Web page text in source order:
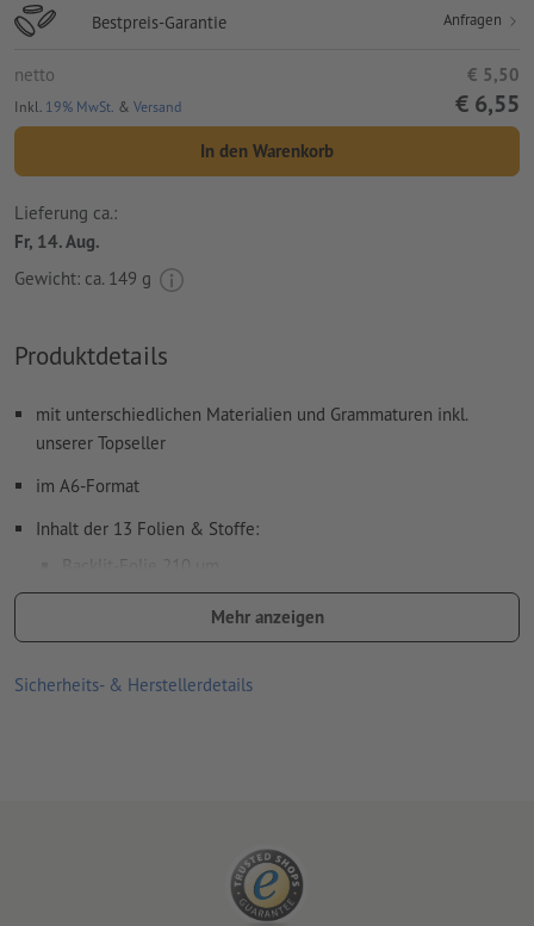
Bestpreis-Garantie Anfragen
netto € 5,50
Inkl. 19% MwSt. & Versand € 6,55
In den Warenkorb
Lieferung ca.:
Fr, 14. Aug.
Gewicht: ca. 149 g
Produktdetails
mit unterschiedlichen Materialien und Grammaturen inkl.
unserer Topseller
im A6-Format
Inhalt der 13 Folien & Stoffe:
Backlit-Folie 210 µm
Blockout Plane 442 g/m²
und 205 g/m²
Meshgewebe aus PVC 300 g/m²
Mehr anzeigen
Sicherheits- & Herstellerdetails